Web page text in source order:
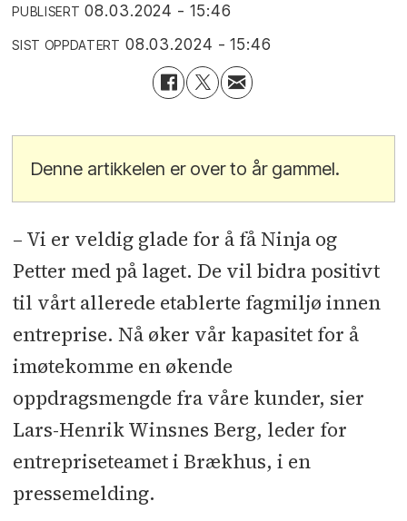
PUBLISERT 08.03.2024 - 15:46
SIST OPPDATERT 08.03.2024 - 15:46
Denne artikkelen er over to år gammel.
– Vi er veldig glade for å få Ninja og
Petter med på laget. De vil bidra positivt
til vårt allerede etablerte fagmiljø innen
entreprise. Nå øker vår kapasitet for å
imøtekomme en økende
oppdragsmengde fra våre kunder, sier
Lars-Henrik Winsnes Berg, leder for
entrepriseteamet i Brækhus, i en
pressemelding.